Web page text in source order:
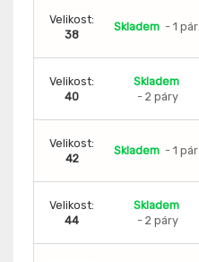
Velikost:
38
Skladem - 1 pár
Velikost:
40
Skladem
- 2 páry
Velikost:
42
Skladem - 1 pár
Velikost:
44
Skladem
- 2 páry